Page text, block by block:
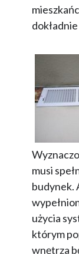
musi
budynek.
użycia
którym
wnętrza